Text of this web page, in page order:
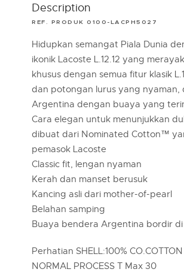
Description
REF. PRODUK 0100-LACPH5027
Hidupkan semangat Piala Dunia
ikonik Lacoste L.12.12 yang
khusus dengan semua fitur klasik
dan potongan lurus yang nyaman,
Argentina dengan buaya yang
Cara elegan untuk menunjukkan
dibuat dari Nominated Cotton™
pemasok Lacoste
Classic fit, lengan nyaman
Kerah dan manset berusuk
Kancing asli dari mother-of-pearl
Belahan samping
Buaya bendera Argentina bordir
Perhatian SHELL:100% CO.COTTON
NORMAL PROCESS T Max 30